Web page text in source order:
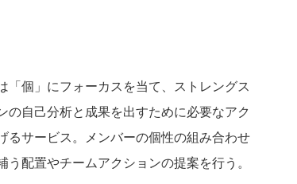
個」にフォーカスを当て、ストレングス
自己分析と成果を出すために必要なアク
るサービス。メンバーの個性の組み合わせ
配置やチームアクションの提案を行う。